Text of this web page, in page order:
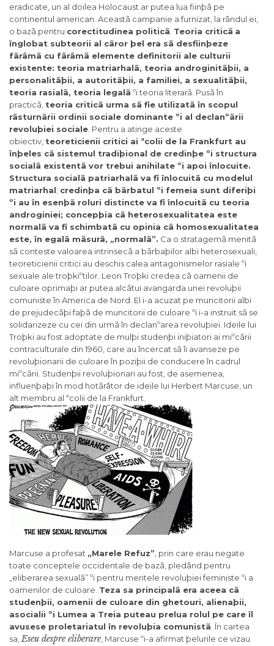
eradicate, un al doilea Holocaust ar putea lua fiinþã pe
continentul american. Aceastã campanie a furnizat, la rândul ei,
o bazã pentru corectitudinea politicã Teoria criticã a
înglobat subteorii al cãror þel era sã desfiinþeze
fãrâmã cu fãrâmã elemente definitorii ale culturii
existente: teoria matriarhalã, teoria androginitãþii, a
personalitãþii, a autoritãþii, a familiei, a sexualitãþii,
teoria rasialã, teoria legalã ºi teoria literarã. Pusã în
practicã, teoria criticã urma sã fie utilizatã în scopul
rãsturnãrii ordinii sociale dominante ºi al declanºãrii
revoluþiei sociale . Pentru a atinge aceste
obiectiv, teoreticienii critici ai ªcolii de la Frankfurt au
înþeles cã sistemul tradiþional de credinþe ºi structura
socialã existentã vor trebui anihilate ºi apoi înlocuite.
Structura socialã patriarhalã va fi înlocuitã cu modelul
matriarhal; credinþa cã bãrbatul ºi femeia sunt diferiþi
ºi au în esenþã roluri distincte va fi înlocuitã cu teoria
androginiei; concepþia cã heterosexualitatea este
normalã va fi schimbatã cu opinia cã homosexualitatea
este, în egalã mãsurã, „normalã”. Ca o stratagemã menitã
sã conteste valoarea intrinsecã a bãrbaþilor albi heterosexuali,
teoreticienii critici au deschis calea antagonismelor rasiale ºi
sexuale ale troþkiºtilor. Leon Troþki credea cã oamenii de
culoare oprimaþi ar putea alcãtui avangarda unei revoluþii
comuniste în America de Nord. El i-a acuzat pe muncitorii albi
de prejudecãþi faþã de muncitorii de culoare ºi i-a instruit sã se
solidarizeze cu cei din urmã în declanºarea revoluþiei. Ideile lui
Troþki au fost adoptate de mulþi studenþi iniþiatori ai miºcãrii
contraculturale din 1960, care au încercat sã îi avanseze pe
revoluþionarii de culoare în poziþii de conducere în cadrul
miºcãrii. Studenþii revoluþionari au fost, de asemenea,
influenþaþi în mod hotãrâtor de ideile lui Herbert Marcuse, un
alt membru al ªcolii de la Frankfurt.
Marcuse a profesat „Marele Refuz” , prin care erau negate
toate conceptele occidentale de bazã, pledând pentru
„eliberarea sexualã” ºi pentru meritele revoluþiei feministe ºi a
oamenilor de culoare. Teza sa principalã era aceea cã
studenþii, oamenii de culoare din ghetouri, alienaþii,
asocialii ºi Lumea a Treia puteau prelua rolul pe care îl
avusese proletariatul în revoluþia comunistã . În cartea
sa, Eseu despre eliberare, Marcuse ºi-a afirmat þelurile ce vizau